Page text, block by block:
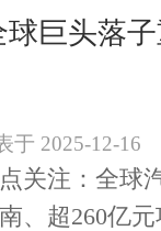
巨头落
于 2025-12-16
关注：全球
、超260亿